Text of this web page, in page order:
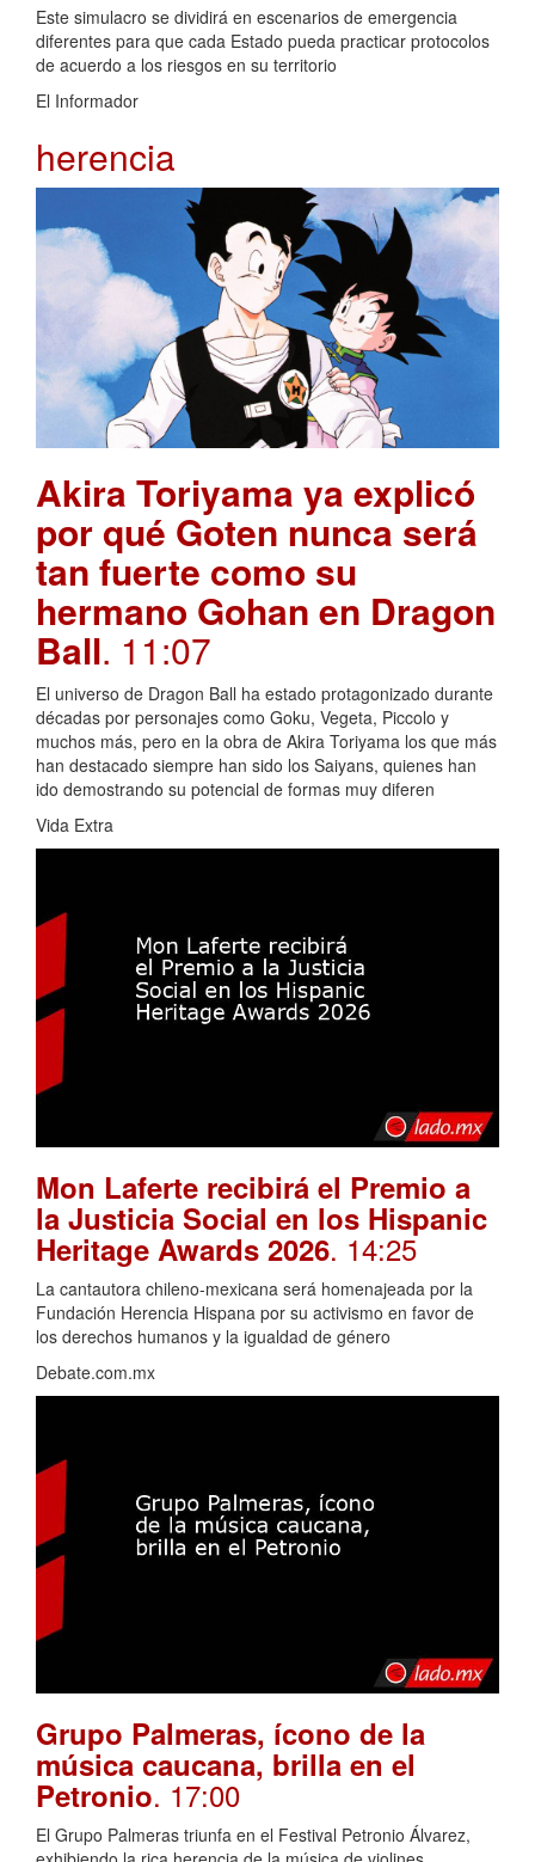
Este simulacro se dividirá en escenarios de emergencia
diferentes para que cada Estado pueda practicar protocolos
de acuerdo a los riesgos en su territorio
El Informador
herencia
Akira Toriyama ya explicó
por qué Goten nunca será
tan fuerte como su
hermano Gohan en Dragon
Ball. 11:07
El universo de Dragon Ball ha estado protagonizado durante
décadas por personajes como Goku, Vegeta, Piccolo y
muchos más, pero en la obra de Akira Toriyama los que más
han destacado siempre han sido los Saiyans, quienes han
ido demostrando su potencial de formas muy diferen
Vida Extra
Mon Laferte recibirá el Premio a
la Justicia Social en los Hispanic
Heritage Awards 2026. 14:25
La cantautora chileno-mexicana será homenajeada por la
Fundación Herencia Hispana por su activismo en favor de
los derechos humanos y la igualdad de género
Debate.com.mx
Grupo Palmeras, ícono de la
música caucana, brilla en el
Petronio. 17:00
El Grupo Palmeras triunfa en el Festival Petronio Álvarez,